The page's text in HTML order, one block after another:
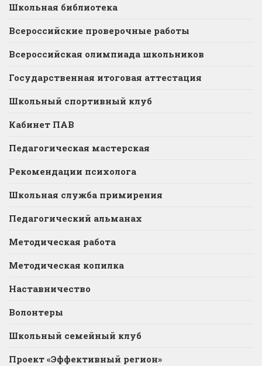
Школьная библиотека
Всероссийские проверочные работы
Всероссийская олимпиада школьников
Государственная итоговая аттестация
Школьный спортивный клуб
Кабинет ПАВ
Педагогическая мастерская
Рекомендации психолога
Школьная служба примирения
Педагогический альманах
Методическая работа
Методическая копилка
Наставничество
Волонтеры
Школьный семейный клуб
Проект «Эффективный регион»